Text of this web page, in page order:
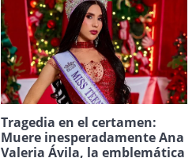
Tragedia en el certamen:
Muere inesperadamente Ana
Valeria Ávila, la emblemática